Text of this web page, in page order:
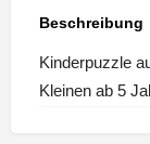
Beschreibung
Kinderpuzzle
Kleinen ab 5